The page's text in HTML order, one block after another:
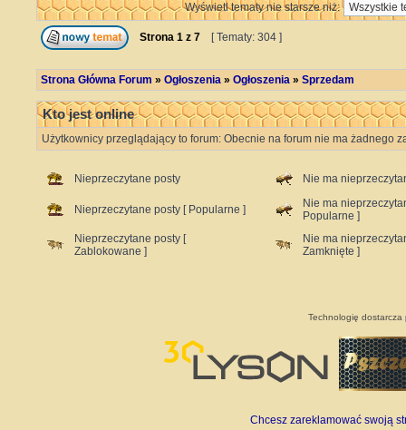
Wyświetl tematy nie starsze niż:
Strona 1 z 7 [ Tematy: 304 ]
Strona Główna Forum » Ogłoszenia » Ogłoszenia » Sprzedam
Kto jest online
Użytkownicy przeglądający to forum: Obecnie na forum nie ma żadnego
Nieprzeczytane posty Nie ma
Nieprzeczytane posty [ Popularne ]
Nie ma
Popularne ]
Nieprzeczytane posty [
Zablokowane ]
Nie ma
Zamknięte ]
Technologię dostarcza
Chcesz zareklamować swoją